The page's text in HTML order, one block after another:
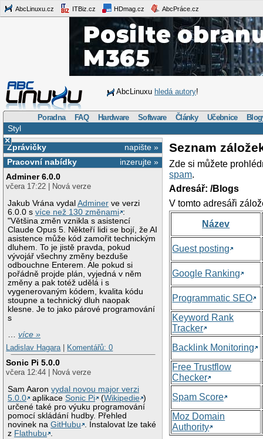
AbcLinuxu.cz ITBiz.cz HDmag.cz AbcPráce.cz
AbcLinuxu hledá autory!
Poradna FAQ Hardware Software Články Učebnice
Styl
×
napište »
Zprávičky
inzerujte »
Pracovní nabídky
Adminer 6.0.0
včera 17:22 | Nová verze
Jakub Vrána vydalAdminer ve verzi
6.0.0 svíce než 130 změnami :
"Většina změn vznikla s asistencí
Claude Opus 5. Někteří lidi se bojí, že AI
asistence může kód zamořit technickým
dluhem. To je jistě pravda, pokud
vývojář všechny změny bezduše
odbouchne Enterem. Ale pokud si
pořádně projde plán, vyjedná v něm
změny a pak totéž udělá i s
vygenerovaným kódem, kvalita kódu
stoupne a technický dluh naopak
klesne. Je to jako párové programování
s
…více »
Ladislav Hagara
Komentářů: 0
Sonic Pi 5.0.0
včera 12:44 | Nová verze
Sam Aaronvydal novou major verzi
5.0.0
aplikaceSonic Pi (Wikipedie )
určené také pro výuku programování
pomocí skládání hudby. Přehled
novinek naGitHubu . Instalovat lze také
z Flathubu .
Seznam
Zde si můžete
spam.
Adresář: /Blogs
V tomto adresáři
Název
Guest posting
Google Ranking
Programmatic SEO
Keyword Rank
Tracker
Backlink Monitoring
Free Trustflow
Checker
Spam Score
Moz Domain
Authority